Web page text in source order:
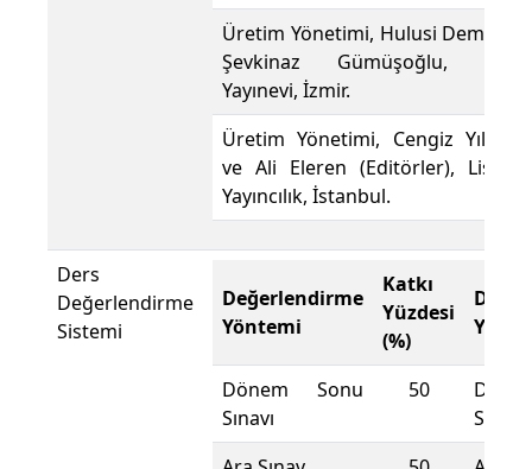
Üretim Yönetimi, Hulusi Demir ve
Şevkinaz Gümüşoğlu, Beta
Yayınevi, İzmir.
Üretim Yönetimi, Cengiz Yılmaz
ve Ali Eleren (Editörler), Lisans
Yayıncılık, İstanbul.
Ders
Değerlendirme
Sistemi
Değerlendirme
Yöntemi
Katkı
Yüzdesi
(%)
Dönem Sonu
Sınavı
50
Sınavı